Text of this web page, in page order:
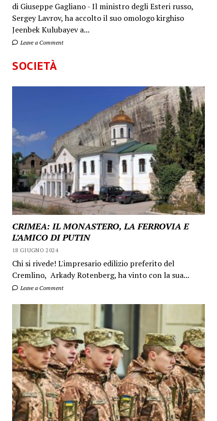
di Giuseppe Gagliano - Il ministro degli Esteri russo,
Sergey Lavrov, ha accolto il suo omologo kirghiso
Jeenbek Kulubayev a...
Leave a Comment
SOCIETÀ
CRIMEA: IL MONASTERO, LA FERROVIA E
L’AMICO DI PUTIN
18 GIUGNO 2024
Chi si rivede! L'impresario edilizio preferito del
Cremlino, Arkady Rotenberg, ha vinto con la sua...
Leave a Comment